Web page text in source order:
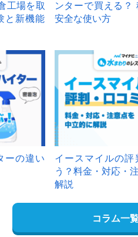
工場を取
と新機能
ンターで買える？
安全な使い方
ーの違い
イースマイルの評
う？料金・対応・
解説
コラム一